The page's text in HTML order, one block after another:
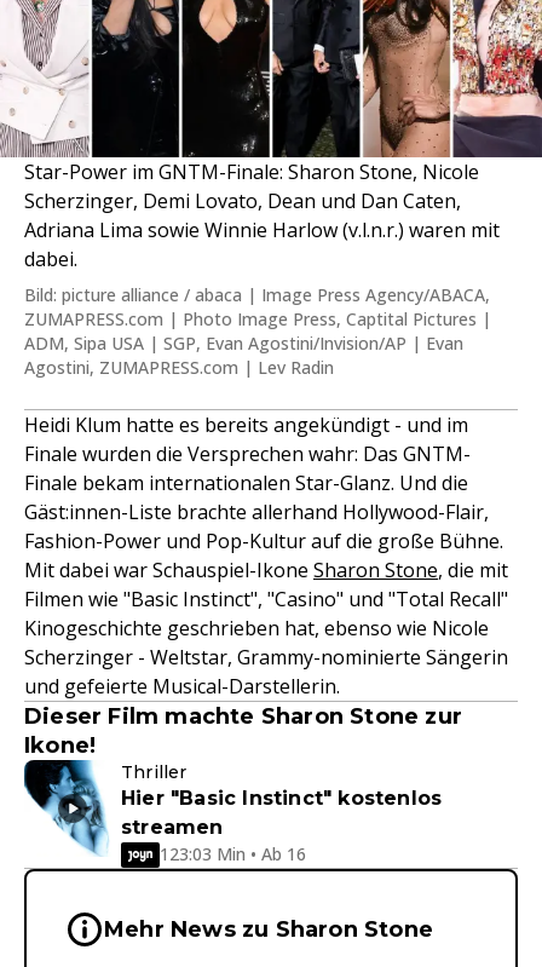
Star-Power im GNTM-Finale: Sharon Stone, Nicole
Scherzinger, Demi Lovato, Dean und Dan Caten,
Adriana Lima sowie Winnie Harlow (v.l.n.r.) waren mit
dabei.
Bild: picture alliance / abaca | Image Press Agency/ABACA,
ZUMAPRESS.com | Photo Image Press, Captital Pictures |
ADM, Sipa USA | SGP, Evan Agostini/Invision/AP | Evan
Agostini, ZUMAPRESS.com | Lev Radin
Heidi Klum hatte es bereits angekündigt - und im
Finale wurden die Versprechen wahr: Das GNTM-
Finale bekam internationalen Star-Glanz. Und die
Gäst:innen-Liste brachte allerhand Hollywood-Flair,
Fashion-Power und Pop-Kultur auf die große Bühne.
Mit dabei war Schauspiel-Ikone Sharon Stone, die mit
Filmen wie "Basic Instinct", "Casino" und "Total Recall"
Kinogeschichte geschrieben hat, ebenso wie Nicole
Scherzinger - Weltstar, Grammy-nominierte Sängerin
und gefeierte Musical-Darstellerin.
Dieser Film machte Sharon Stone zur
Ikone!
Thriller
Hier "Basic Instinct" kostenlos
streamen
123:03 Min • Ab 16
Wichtige Hinweise &
Mehr News zu Sharon Stone